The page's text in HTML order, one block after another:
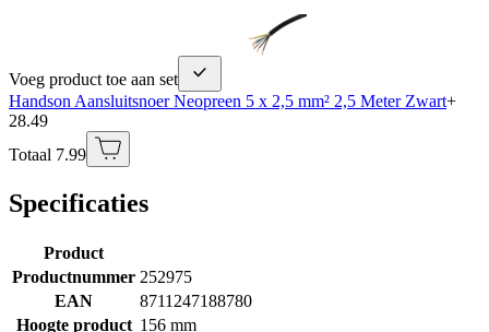
Voeg product toe aan set
Handson Aansluitsnoer Neopreen 5 x 2,5 mm² 2,5 Meter Zwart+
28.49
Totaal 7.99
Specificaties
Product
Productnummer 252975
EAN
8711247188780
Hoogte product 156 mm